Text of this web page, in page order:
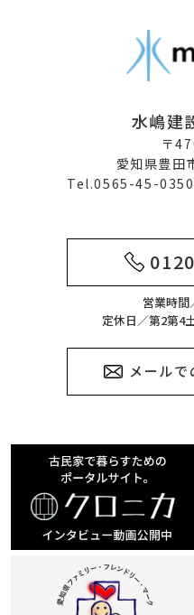
水嶋建
〒
愛知県豊田
Tel.0565-45-
営業時間
定休日／第2第4
メールで